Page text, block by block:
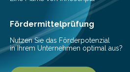
Cyberagentur organisiert am 25.
bis 16:00 Uhr, ein virtuelles
Forschungsprogramm
Fördermittelprüfung
Nutzen Sie das Förderpotenzial
in Ihrem Unternehmen optimal aus?